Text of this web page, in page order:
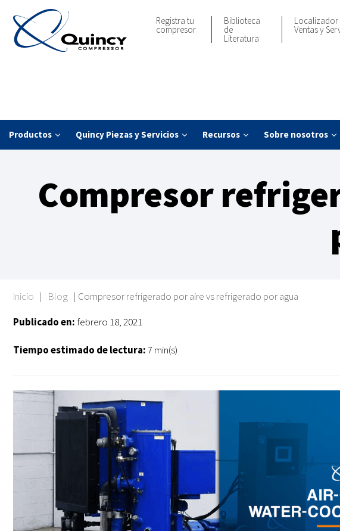
Registra tu
compresor
Biblioteca
de
Literatura
Localizador
Ventas y
Productos Quincy Piezas y Servicios Recursos Sobre nosotros
Compresor
Inicio | Blog | Compresor refrigerado por aire vs refrigerado por agua
Publicado en: febrero 18, 2021
Tiempo estimado de lectura:7 min(s)